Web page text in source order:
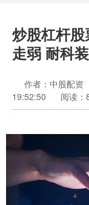
炒股杠杆
走弱 耐科
作者：中股配资
19:52:50
阅读：